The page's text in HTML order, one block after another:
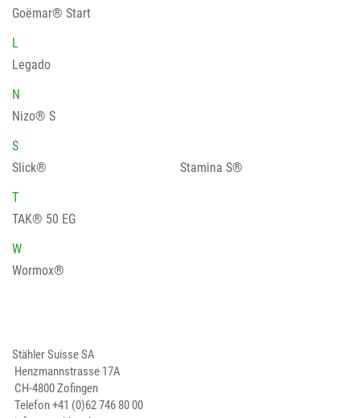
Goëmar® Start
L
Legado
N
Nizo® S
S
Slick®
Stamina S®
T
TAK® 50 EG
W
Wormox®
Stähler Suisse SA
Henzmannstrasse 17A
CH-4800 Zofingen
Telefon+41 (0)62 746 80 00